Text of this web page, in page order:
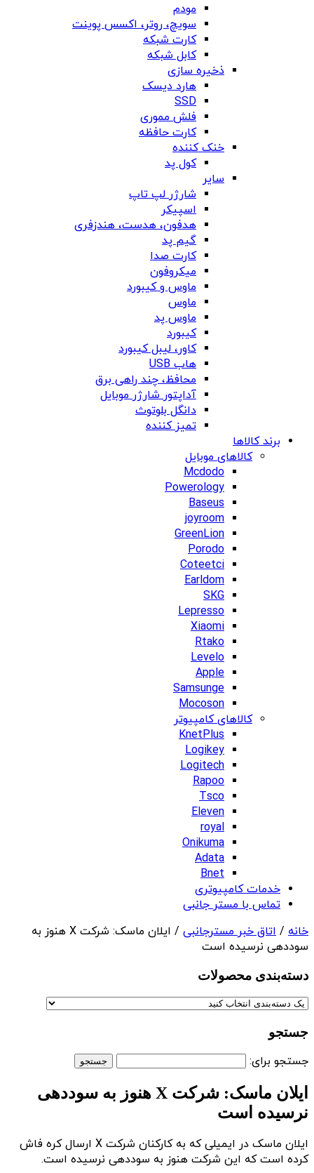
مودم
سویچ، روتر، اکسس پوینت
کارت شبکه
کابل شبکه
ذخیره سازی
هارد دیسک
SSD
فلش مموری
کارت حافظه
خنک کننده
کول پد
سایر
شارژر لپ تاپ
اسپیکر
هدفون، هدست، هندزفری
گیم پد
کارت صدا
میکروفون
ماوس و کیبورد
ماوس
ماوس پد
کیبورد
کاور، لیبل کیبورد
هاب USB
محافظ، چند راهی برق
آداپتور شارژر موبایل
دانگل بلوتوث
تمیز کننده
برند کالاها
کالاهای موبایل
Mcdodo
Powerology
Baseus
joyroom
GreenLion
Porodo
Coteetci
Earldom
SKG
Lepresso
Xiaomi
Rtako
Levelo
Apple
Samsunge
Mocoson
کالاهای کامپیوتر
KnetPlus
Logikey
Logitech
Rapoo
Tsco
Eleven
royal
Onikuma
Adata
Bnet
خدمات کامپیوتری
تماس با مستر جانبی
خانه / اتاق خبر مسترجانبی
/ ایلان ماسک: شرکت X هنوز به
سوددهی نرسیده است
دسته‌بندی‌ محصولات
جستجو
جستجو برای:
ایلان ماسک: شرکت X هنوز به سوددهی
نرسیده است
ایلان ماسک در ایمیلی که به کارکنان شرکت X ارسال کره فاش
کرده است که این شرکت هنوز به سوددهی نرسیده است.